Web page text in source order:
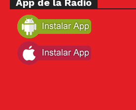
App de la Radio